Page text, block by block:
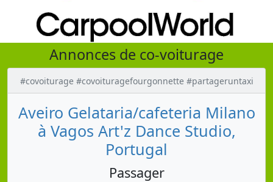
Annonces de co-voiturage
#covoiturage #covoituragefourgonnette #partageruntaxi
Aveiro Gelataria/cafeteria Milano
à Vagos Art'z Dance Studio,
Portugal
Passager